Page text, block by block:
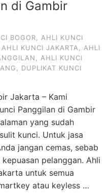
di Gambir
BOGOR
AHLI KUNCI
AHLI KUNCI JAKARTA
AHLI
AHLI KUNCI
DUPLIKAT KUNCI
Jakarta – Kami
Panggilan di Gambir
yang sudah
kunci. Untuk jasa
jangan cemas, sebab
pelanggan. Ahli
untuk semua
atau keyless …